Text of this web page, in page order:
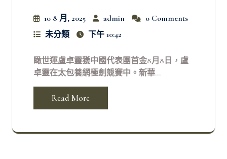
10 8 月, 2025 admin
0 Comments
未分類
下午 10:42
瞰世運盧卓靈獲中國代表團首金8月8日，盧
卓靈在太包養網極劍競賽中。新華...
Read More